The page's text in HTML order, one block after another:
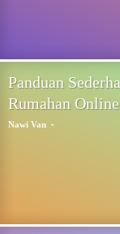
Panduan
Rumahan Online
Nawi Van -